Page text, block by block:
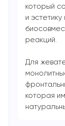
который
и
реакций.
Для
которая